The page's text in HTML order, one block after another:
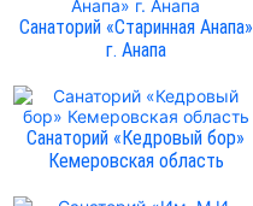
Санаторий «Старинная Анапа»
г. Анапа
Санаторий «Кедровый бор»
Кемеровская область